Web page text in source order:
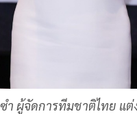
ำ ผู้จัดการทีมชาติไทย แ